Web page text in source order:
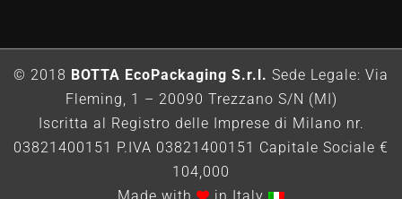
© 2018 BOTTA EcoPackaging S.r.l. Sede Legale: Via
Fleming, 1 – 20090 Trezzano S/N (MI)
Iscritta al Registro delle Imprese di Milano nr.
03821400151 P.IVA 03821400151 Capitale Sociale €
104,000